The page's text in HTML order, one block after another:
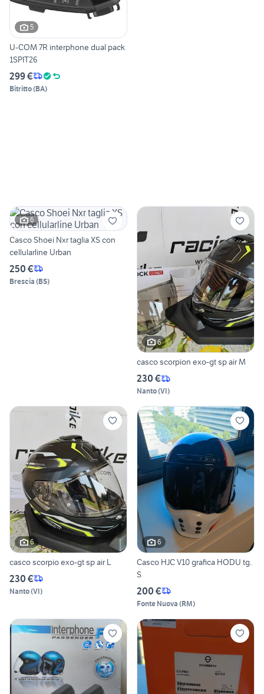
5
U-COM 7R interphone dual pack
1SPIT26
299 €
Bitritto(BA)
6
Casco Shoei Nxr taglia XS con
cellularline Urban
250 €
Brescia (BS)
6
casco scorpion exo-gt sp air M
230 €
Nanto(VI)
6
casco scorpio exo-gt sp air L
230 €
Nanto(VI)
6
Casco HJC V10 grafica HODU tg.
S
200 €
Fonte Nuova (RM)